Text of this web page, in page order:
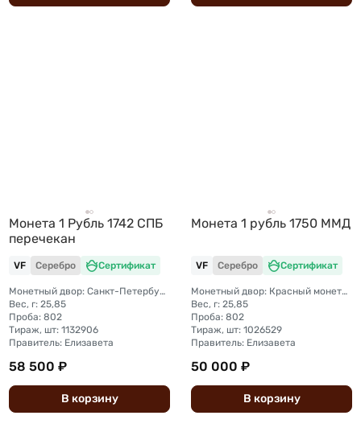
Монета 1 Рубль 1742 СПБ
перечекан
VF Серебро Сертификат
Монетный двор: Санкт-Петербургский монетный двор
Вес, г: 25,85
Проба: 802
Тираж, шт: 1132906
Правитель: Елизавета
58 500 ₽
В корзину
Монета 1 рубль 1750 ММД
VF Серебро Сертификат
Монетный двор: Красный монетный двор (Москва)
Вес, г: 25,85
Проба: 802
Тираж, шт: 1026529
Правитель: Елизавета
50 000 ₽
В корзину